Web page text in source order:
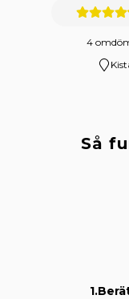
4
Så
1.